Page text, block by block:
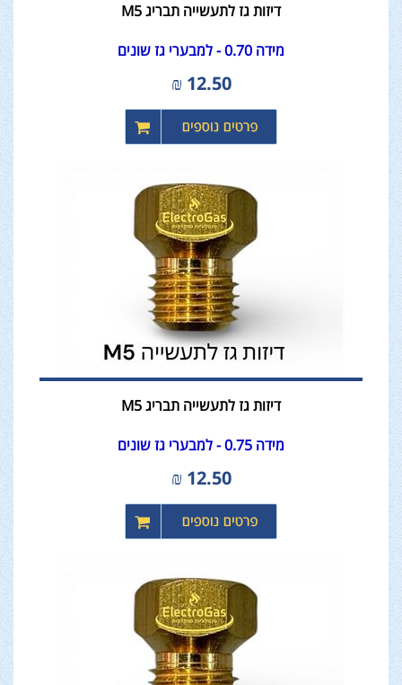
דיזות גז לתעשייה תבריג M5
מידה 0.70 - למבערי גז שונים
12.50
₪
דיזות גז לתעשייה תבריג M5
מידה 0.75 - למבערי גז שונים
12.50
₪